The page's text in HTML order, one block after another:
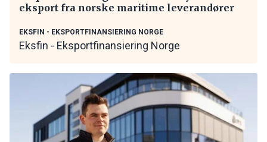
eksport fra norske maritime leverandører
EKSFIN - EKSPORTFINANSIERING NORGE
Eksfin - Eksportfinansiering Norge